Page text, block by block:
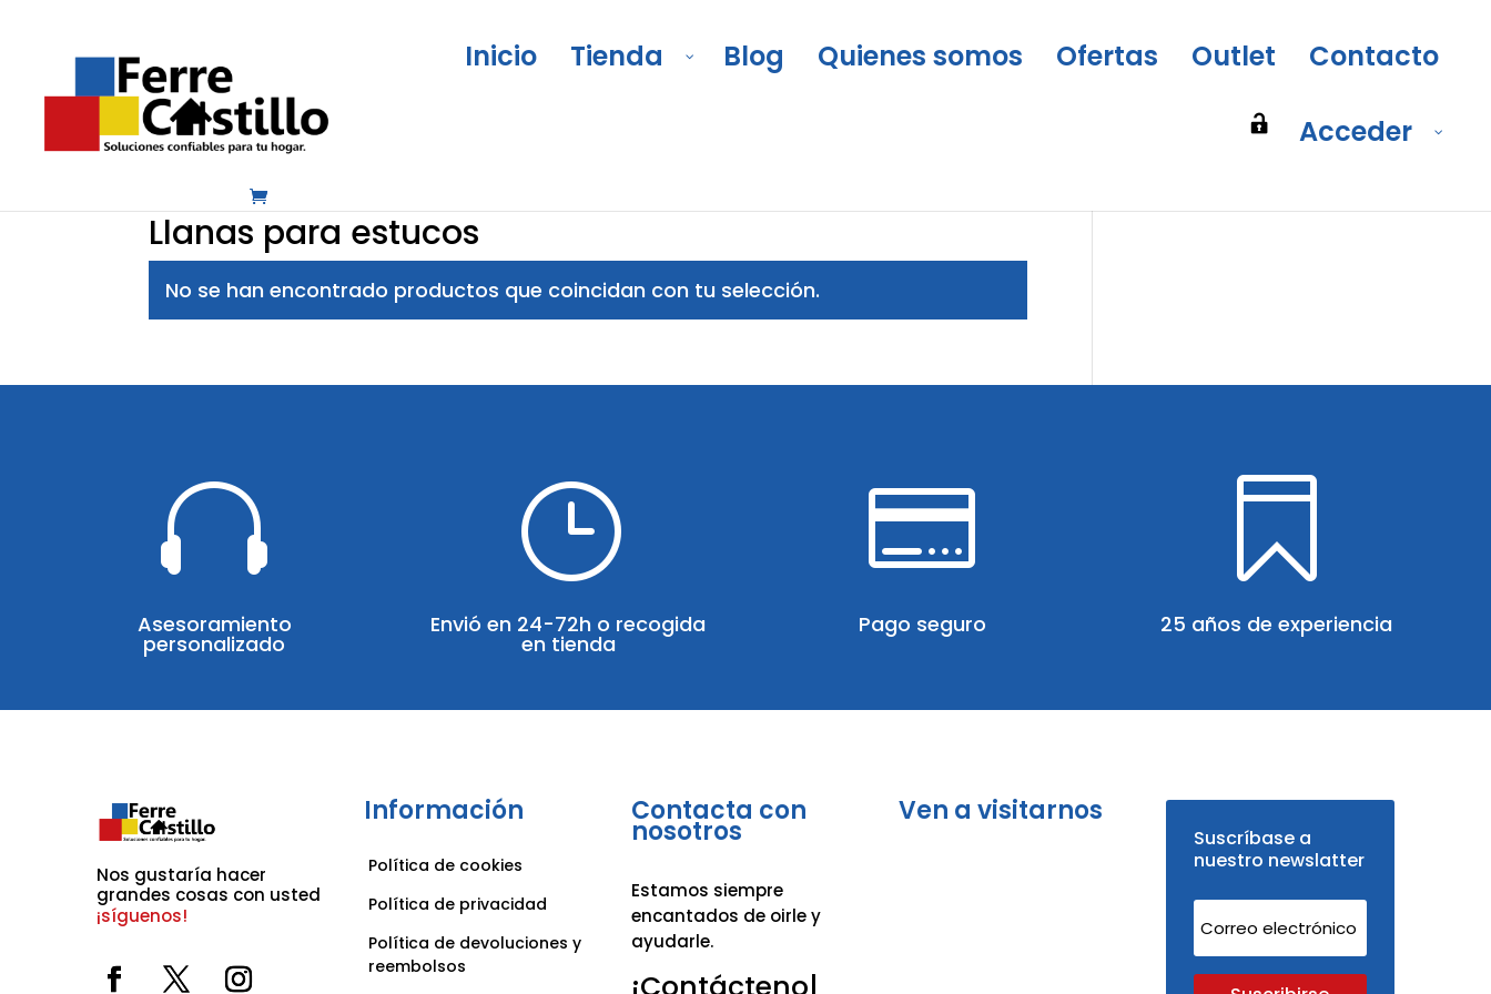
Inicio Tienda Blog Quienes somos Ofertas Outlet Contacto
Acceder
Herramientas
Llanas para estucos
No se han encontrado productos que coincidan con tu selección.

Asesoramiento
personalizado
}
Envió en 24-72h o recogida
en tienda

Pago seguro

25 años de experiencia
Nos gustaría hacer
¡síguenos!
Información
Política de cookies
Política de privacidad
Política de devoluciones y
reembolsos
Contacta con
nosotros
Estamos siempre
encantados de oirle y
ayudarle.
Ven a visitarnos
Suscríbase a
nuestro newslatter